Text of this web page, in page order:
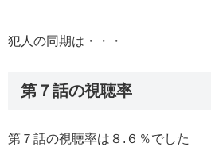
犯人の同期は・・・
第７話の視聴率
第７話の視聴率は８.６％でした